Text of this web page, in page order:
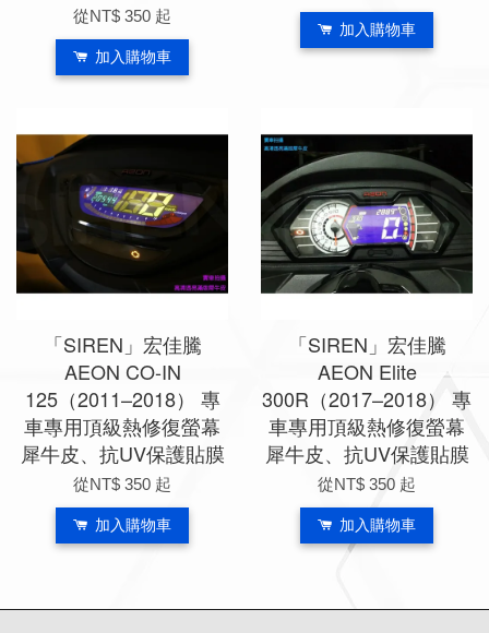
從NT$ 350 起
加入購物車
加入購物車
「SIREN」宏佳騰
AEON CO-IN
125（2011–2018） 專
車專用頂級熱修復螢幕
犀牛皮、抗UV保護貼膜
從NT$ 350 起
加入購物車
「SIREN」宏佳騰
AEON Elite
300R（2017–2018） 專
車專用頂級熱修復螢幕
犀牛皮、抗UV保護貼膜
從NT$ 350 起
加入購物車